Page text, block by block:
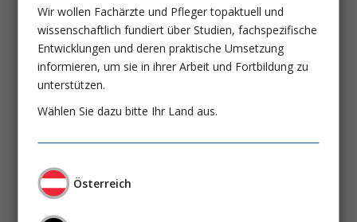
Wir wollen Fachärzte und Pfleger topaktuell und
wissenschaftlich fundiert über Studien, fachspezifische
Entwicklungen und deren praktische Umsetzung
informieren, um sie in ihrer Arbeit und Fortbildung zu
unterstützen.
Wählen Sie dazu bitte Ihr Land aus.
Österreich